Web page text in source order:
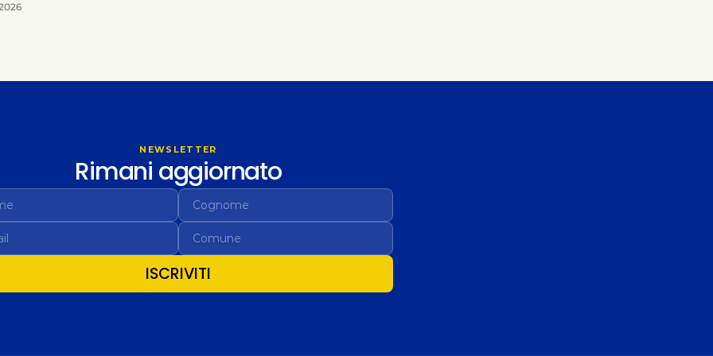
NEWSLETTER
Rimani aggiornato
ISCRIVITI